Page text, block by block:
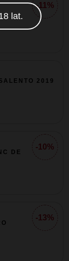
-11%
2019
-10%
DE
-13%
lat.